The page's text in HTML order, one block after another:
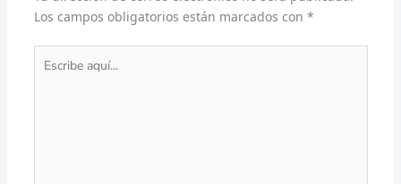
Los campos obligatorios están marcados con *
aquí...